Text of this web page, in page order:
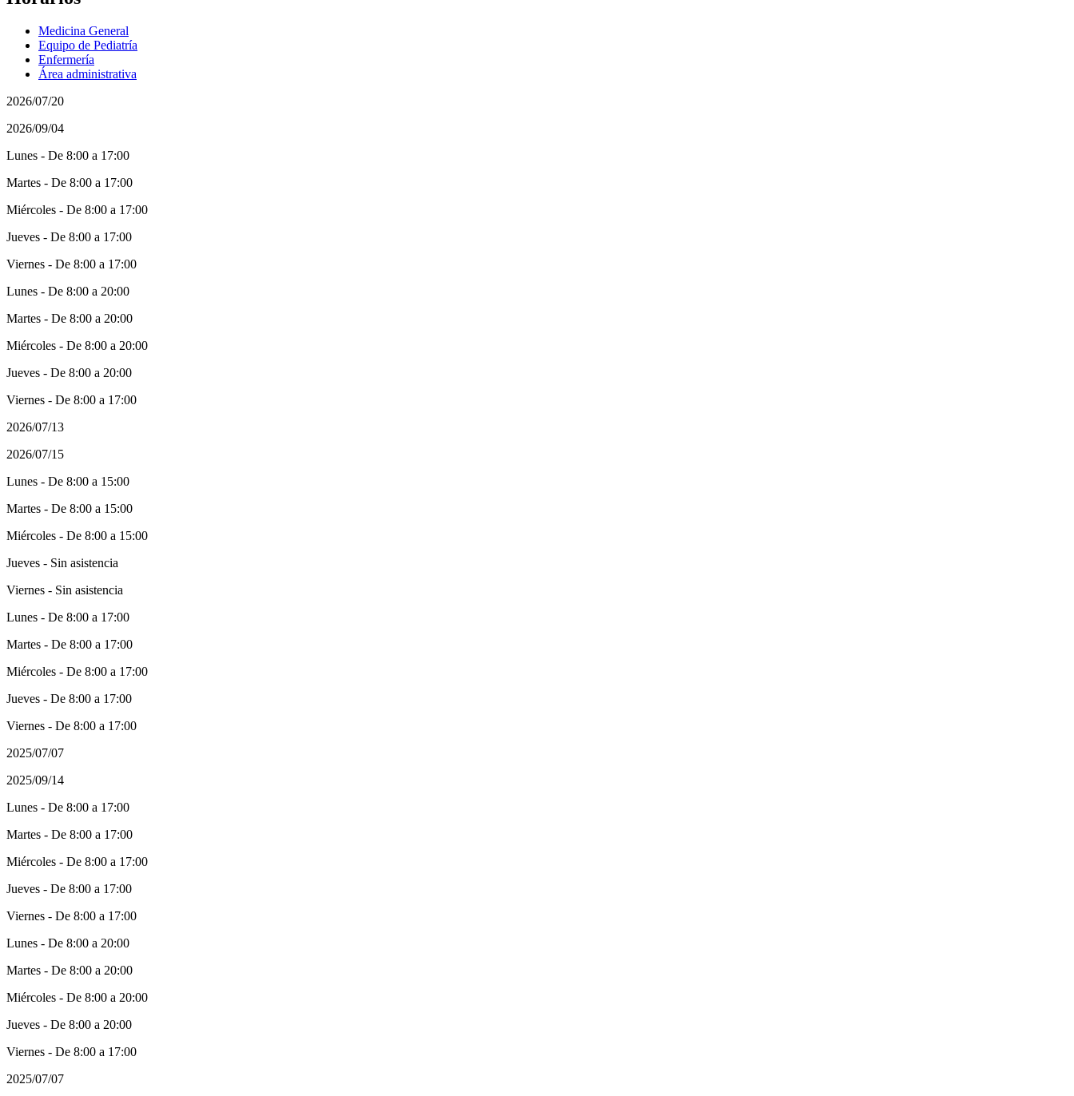
Medicina General
Equipo de Pediatría
Enfermería
Área administrativa
2026/07/20
2026/09/04
Lunes - De 8:00 a 17:00
Martes - De 8:00 a 17:00
Miércoles - De 8:00 a 17:00
Jueves - De 8:00 a 17:00
Viernes - De 8:00 a 17:00
Lunes - De 8:00 a 20:00
Martes - De 8:00 a 20:00
Miércoles - De 8:00 a 20:00
Jueves - De 8:00 a 20:00
Viernes - De 8:00 a 17:00
2026/07/13
2026/07/15
Lunes - De 8:00 a 15:00
Martes - De 8:00 a 15:00
Miércoles - De 8:00 a 15:00
Jueves - Sin asistencia
Viernes - Sin asistencia
Lunes - De 8:00 a 17:00
Martes - De 8:00 a 17:00
Miércoles - De 8:00 a 17:00
Jueves - De 8:00 a 17:00
Viernes - De 8:00 a 17:00
2025/07/07
2025/09/14
Lunes - De 8:00 a 17:00
Martes - De 8:00 a 17:00
Miércoles - De 8:00 a 17:00
Jueves - De 8:00 a 17:00
Viernes - De 8:00 a 17:00
Lunes - De 8:00 a 20:00
Martes - De 8:00 a 20:00
Miércoles - De 8:00 a 20:00
Jueves - De 8:00 a 20:00
Viernes - De 8:00 a 17:00
2025/07/07